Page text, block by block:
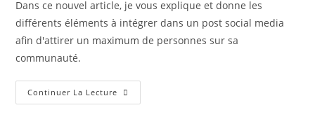
Dans ce nouvel article, je vous explique et donne les
différents éléments à intégrer dans un post social media
afin d'attirer un maximum de personnes sur sa
communauté.
Continuer La Lecture Quels
Sont